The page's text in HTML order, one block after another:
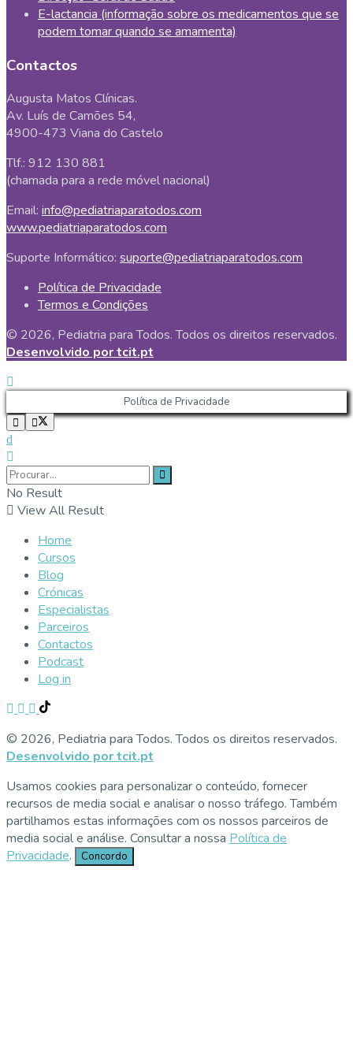
E-lactancia (informação sobre os medicamentos que se
podem tomar quando se amamenta)
Contactos
Augusta Matos Clínicas.
Av. Luís de Camões 54,
4900-473 Viana do Castelo
Tlf.: 912 130 881
(chamada para a rede móvel nacional)
Email: info@pediatriaparatodos.com
www.pediatriaparatodos.com
Suporte Informático: suporte@pediatriaparatodos.com
Política de Privacidade
Termos e Condições
© 2026, Pediatria para Todos. Todos os direitos reservados.
Desenvolvido por tcit.pt
Política de Privacidade
No Result
View All Result
Home
Cursos
Blog
Crónicas
Especialistas
Parceiros
Contactos
Podcast
Log in
© 2026, Pediatria para Todos. Todos os direitos reservados.
Desenvolvido por tcit.pt
Usamos cookies para personalizar o conteúdo, fornecer
recursos de media social e analisar o nosso tráfego. Também
partilhamos estas informações com os nossos parceiros de
media social e análise. Consultar a nossa Política de
Privacidade. Concordo